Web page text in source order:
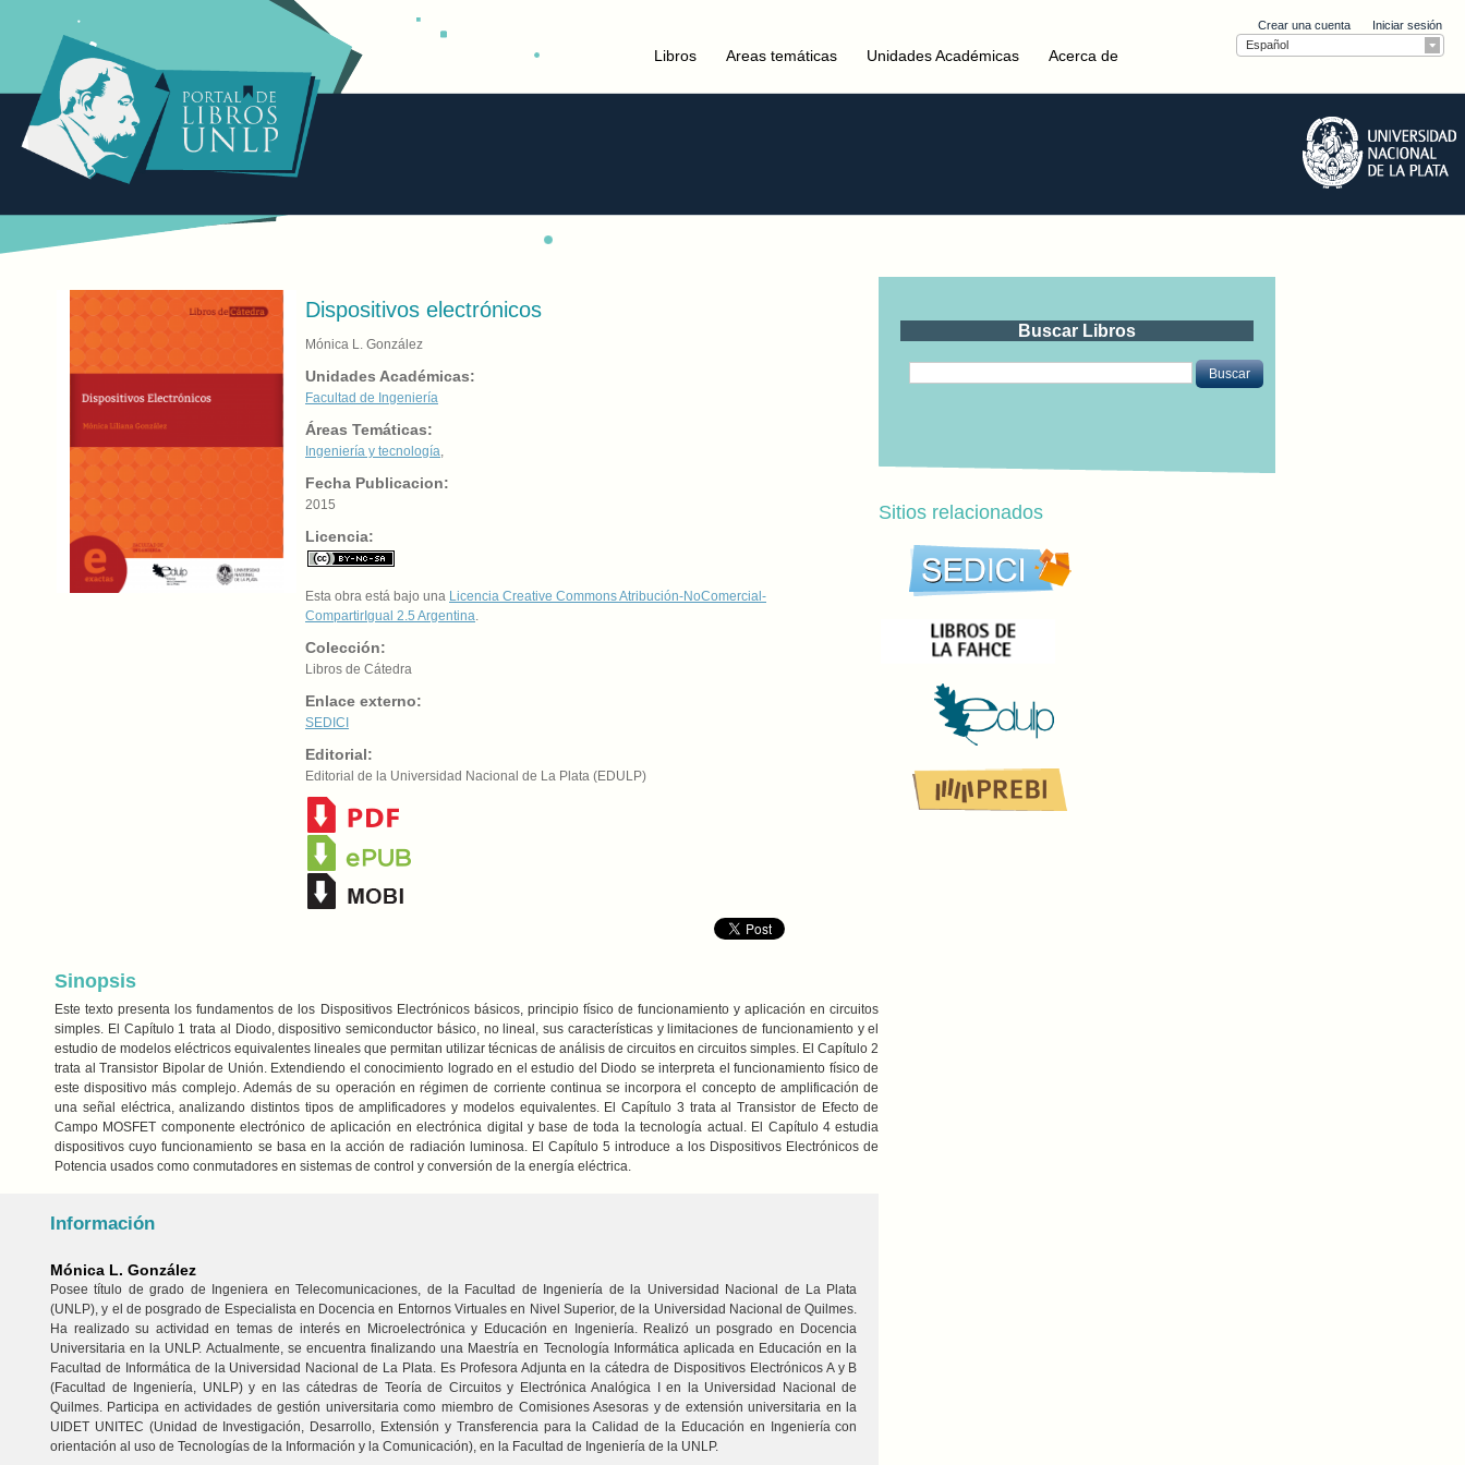
Crear una cuenta
Iniciar sesión
Español
Libros Areas temáticas Unidades Académicas Acerca de
Dispositivos electrónicos
Mónica L. González
Unidades Académicas:
Facultad de Ingeniería
Áreas Temáticas:
Ingeniería y tecnología,
Fecha Publicacion:
2015
Licencia:
Esta obra está bajo una Licencia Creative Commons Atribución-NoComercial-
CompartirIgual 2.5 Argentina.
Colección:
Libros de Cátedra
Enlace externo:
SEDICI
Editorial:
Editorial de la Universidad Nacional de La Plata (EDULP)
Sinopsis
Este texto presenta los fundamentos de los Dispositivos Electrónicos básicos, principio físico de funcionamiento y aplicación en circuitos
simples. El Capítulo 1 trata al Diodo, dispositivo semiconductor básico, no lineal, sus características y limitaciones de funcionamiento y el
estudio de modelos eléctricos equivalentes lineales que permitan utilizar técnicas de análisis de circuitos en circuitos simples. El Capítulo 2
trata al Transistor Bipolar de Unión. Extendiendo el conocimiento logrado en el estudio del Diodo se interpreta el funcionamiento físico de
este dispositivo más complejo. Además de su operación en régimen de corriente continua se incorpora el concepto de amplificación de
una señal eléctrica, analizando distintos tipos de amplificadores y modelos equivalentes. El Capítulo 3 trata al Transistor de Efecto de
Campo MOSFET componente electrónico de aplicación en electrónica digital y base de toda la tecnología actual. El Capítulo 4 estudia
dispositivos cuyo funcionamiento se basa en la acción de radiación luminosa. El Capítulo 5 introduce a los Dispositivos Electrónicos de
Potencia usados como conmutadores en sistemas de control y conversión de la energía eléctrica.
Información
Mónica L. González
Posee título de grado de Ingeniera en Telecomunicaciones, de la Facultad de Ingeniería de la Universidad Nacional de La Plata
(UNLP), y el de posgrado de Especialista en Docencia en Entornos Virtuales en Nivel Superior, de la Universidad Nacional de Quilmes.
Ha realizado su actividad en temas de interés en Microelectrónica y Educación en Ingeniería. Realizó un posgrado en Docencia
Universitaria en la UNLP. Actualmente, se encuentra finalizando una Maestría en Tecnología Informática aplicada en Educación en la
Facultad de Informática de la Universidad Nacional de La Plata. Es Profesora Adjunta en la cátedra de Dispositivos Electrónicos A y B
(Facultad de Ingeniería, UNLP) y en las cátedras de Teoría de Circuitos y Electrónica Analógica I en la Universidad Nacional de
Quilmes. Participa en actividades de gestión universitaria como miembro de Comisiones Asesoras y de extensión universitaria en la
UIDET UNITEC (Unidad de Investigación, Desarrollo, Extensión y Transferencia para la Calidad de la Educación en Ingeniería con
orientación al uso de Tecnologías de la Información y la Comunicación), en la Facultad de Ingeniería de la UNLP.
Buscar Libros
Buscar
Sitios relacionados